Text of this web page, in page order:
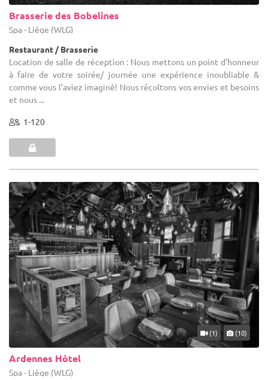
Brasserie des Bobelines
Spa - Liège (WLG)
Restaurant / Brasserie
Location de salle de réception : Nous mettons un point d'honneur
à faire de votre soirée/ journée une expérience inoubliable &
comme vous l'aviez imaginé! Nous récoltons vos envies et besoins
et nous ...
1-120
(1) (10)
Ardennes Hôtel
Spa - Liège (WLG)